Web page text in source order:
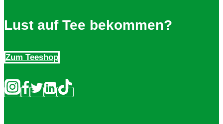
auf
der
Lust auf Tee bekommen?
Zum Teeshop